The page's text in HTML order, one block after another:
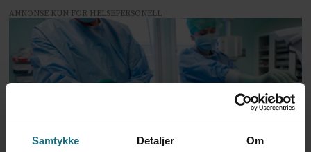
Samtykke Detaljer Om
ANNONSE KUN FOR HELSEPERSONELL